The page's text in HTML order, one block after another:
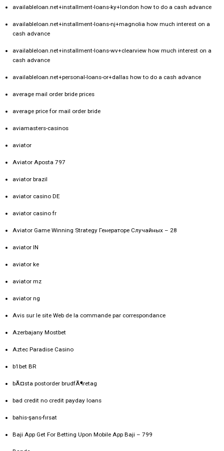
availableloan.net+installment-loans-ky+london how to do a cash advance
availableloan.net+installment-loans-nj+magnolia how much interest on a
cash advance
availableloan.net+installment-loans-wv+clearview how much interest on a
cash advance
availableloan.net+personal-loans-or+dallas how to do a cash advance
average mail order bride prices
average price for mail order bride
aviamasters-casinos
aviator
Aviator Aposta 797
aviator brazil
aviator casino DE
aviator casino fr
Aviator Game Winning Strategy Генераторе Случайных – 28
aviator IN
aviator ke
aviator mz
aviator ng
Avis sur le site Web de la commande par correspondance
Azerbajany Mostbet
Aztec Paradise Casino
b1bet BR
bÃ¤sta postorder brudfÃ¶retag
bad credit no credit payday loans
bahis-şans-fırsat
Baji App Get For Betting Upon Mobile App Baji – 799